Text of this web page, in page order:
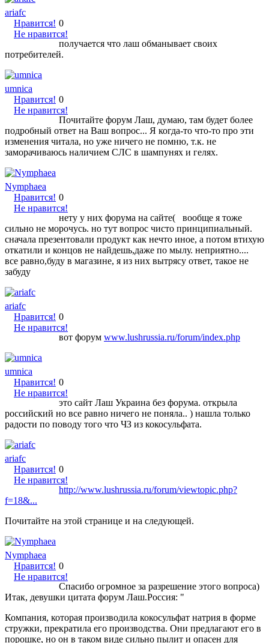
ariafc
Нравится!
Не нравится!
0
получается что лаш обманывает своих
потребителей.
umnica
Нравится!
Не нравится!
0
Почитайте форум Лаш, думаю, там будет более
подробный ответ на Ваш вопрос... Я когда-то что-то про эти
изменения читала, но уже ничего не помню, т.к. не
заморачиваюсь наличием СЛС в шампунях и гелях.
Nymphaea
Нравится!
Не нравится!
0
нету у них форума на сайте( вообще я тоже
сильно не морочусь. но тут вопрос чисто принципиальный.
сначала презентовали продукт как нечто иное, а потом втихую
откатили и концов не найдешь,даже по мылу. неприятно....
все равно,буду в магазине, я из них вытрясу ответ, такое не
забуду
ariafc
Нравится!
Не нравится!
0
вот форум www.lushrussia.ru/forum/index.php
umnica
Нравится!
Не нравится!
0
это сайт Лаш Украина без форума. открыла
российский но все равно ничего не поняла.. ) нашла только
радости по поводу того что ЧЗ из кокосульфата.
ariafc
Нравится!
Не нравится!
0
http://www.lushrussia.ru/forum/viewtopic.php?
f=18&...
Почитайте на этой странице и на следующей.
Nymphaea
Нравится!
Не нравится!
0
Спасибо огромное за разрешение этого вопроса)
Итак, девушки цитата форум Лаш.Россия: "
Компания, которая производила кокосульфат натрия в форме
стружки, прекратила его производства. Они предлагают его в
порошке, но он в таком виде сильно пылит и опасен для